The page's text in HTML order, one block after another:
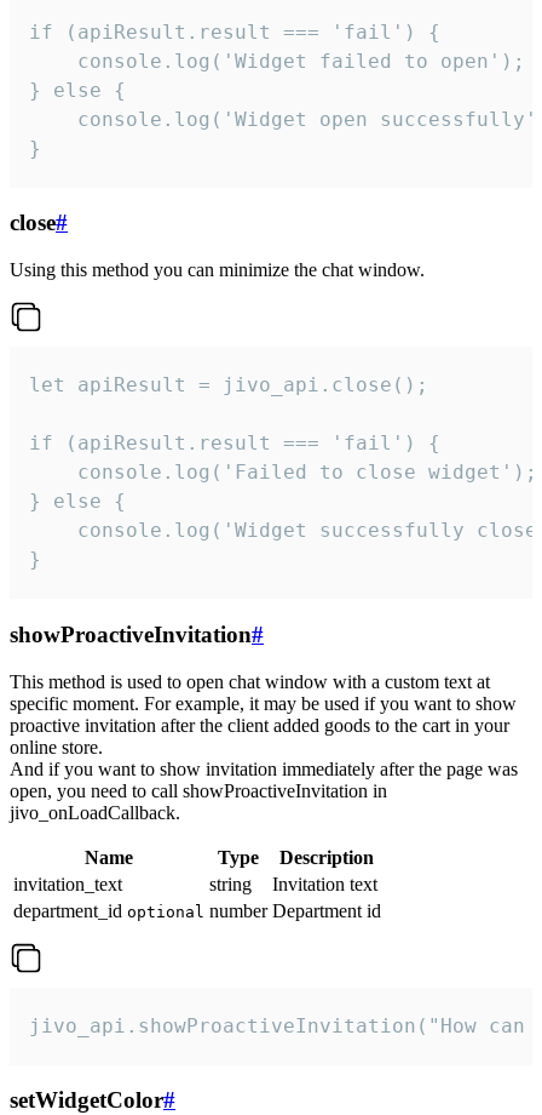
if (apiResult.result === 'fail') {
    console.log('Widget failed to open');
} else {
console.log('Widget open
}
close#
Using this method you can minimize the chat window.
let apiResult = jivo_api.close();
if (apiResult.result === 'fail') {
    console.log('Failed to close widget');
} else {
console.log('Widget successfully
}
showProactiveInvitation#
This method is used to open chat window with a custom text at
specific moment. For example, it may be used if you want to show
proactive invitation after the client added goods to the cart in your
online store.
And if you want to show invitation immediately after the page was
open, you need to call showProactiveInvitation in
jivo_onLoadCallback.
Name Type
Description
invitation_text
string
Invitation text
department_id optional number Department id
jivo_api.showProactiveInvitation("How
setWidgetColor#